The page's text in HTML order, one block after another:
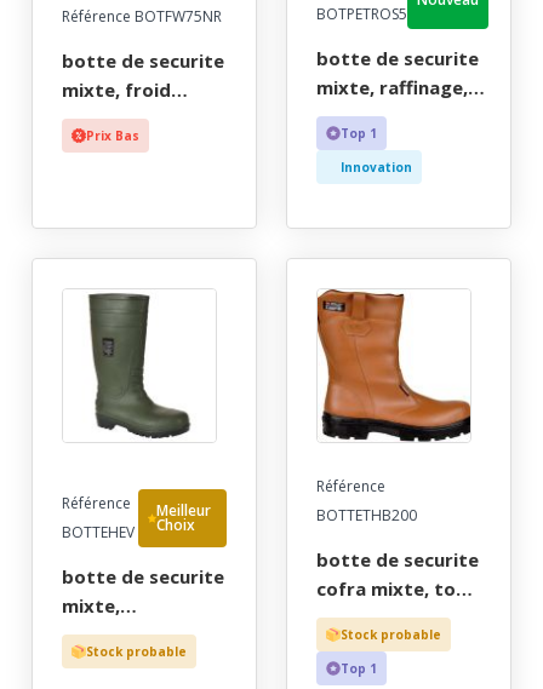
Référence BOTFW75NR
botte de securite
mixte, froid
intemperies noir
fourree etanche,
36/49
Prix Bas
BOTPETROS5
botte de securite
mixte, raffinage,
noir, risques
chimiques, reach,
etanche - ce en iso
13832-2 + reach -
36/49
Top 1
Innovation
Référence
BOTTEHEV
Meilleur
Choix
botte de securite
mixte,
polyvalente, vert,
risques
Stock probable
Référence
BOTTETHB200
botte de securite
cofra mixte, tout
terrain extreme
marron
doublure thinsulate
Stock probable
Top 1